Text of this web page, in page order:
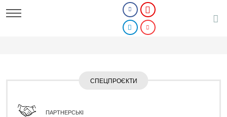
СПЕЦПРОЄКТИ
ПАРТНЕРСЬКІ